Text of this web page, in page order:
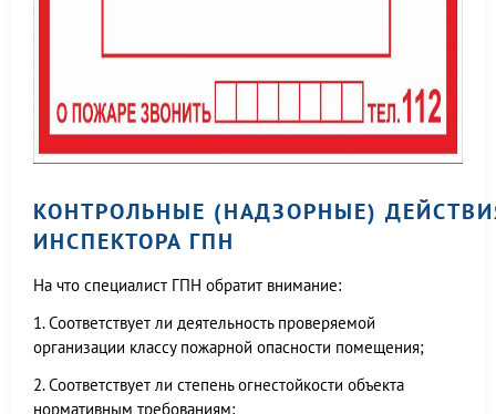
КОНТРОЛЬНЫЕ (НАДЗОРНЫЕ)
ИНСПЕКТОРА ГПН
На что специалист ГПН обратит внимание:
1. Соответствует ли деятельность проверяемой
организации классу пожарной опасности помещения;
2. Соответствует ли степень огнестойкости объекта
нормативным требованиям;